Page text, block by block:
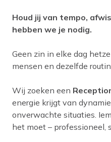
Houd jij van tempo,
hebben we je nodig.
Geen zin in elke dag
mensen en dezelfde
Wij zoeken een
energie krijgt van
onverwachte situaties.
het moet – professioneel,